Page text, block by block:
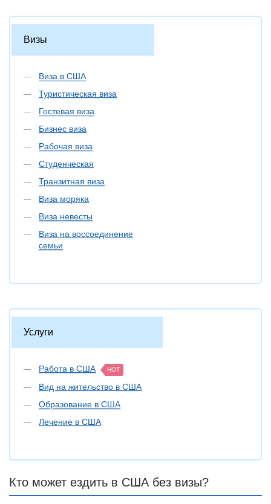
Визы
Виза в США
Туристическая виза
Гостевая виза
Бизнес виза
Рабочая виза
Студенческая
Транзитная виза
Виза моряка
Виза невесты
Виза на воссоединение
семьи
Услуги
Работа в США HOT
Вид на жительство в США
Образование в США
Лечение в США
Кто может ездить в США без визы?